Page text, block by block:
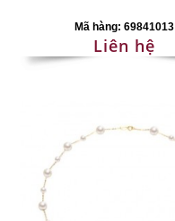
Mã hàng: 69841013
Liên hệ